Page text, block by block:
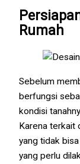
Rumah
Sebelum
berfungsi
kondisi
Karena terkait
yang tidak
yang perlu